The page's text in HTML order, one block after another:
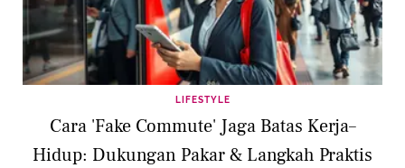
LIFESTYLE
Cara 'Fake Commute' Jaga Batas Kerja–
Hidup: Dukungan Pakar & Langkah Praktis